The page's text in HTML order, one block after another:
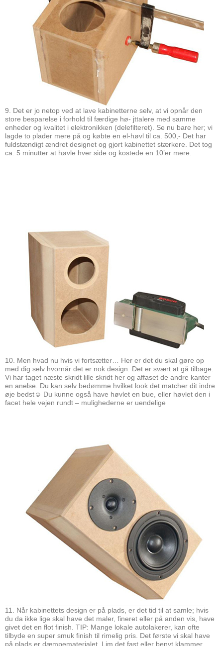
9. Det er jo netop ved at lave kabinetterne selv, at vi opnår den
store besparelse i forhold til færdige hø- jttalere med samme
enheder og kvalitet i elektronikken (delefilteret). Se nu bare her; vi
lagde to plader mere på og købte en el-høvl til ca. 500,- Det har
fuldstændigt ændret designet og gjort kabinettet stærkere. Det tog
ca. 5 minutter at høvle hver side og kostede en 10’er mere.
10. Men hvad nu hvis vi fortsætter… Her er det du skal gøre op
med dig selv hvornår det er nok design. Det er svært at gå tilbage.
Vi har taget næste skridt lille skridt her og affaset de andre kanter
en anelse. Du kan selv bedømme hvilket look det matcher dit indre
øje bedst☺ Du kunne også have høvlet en bue, eller høvlet den i
facet hele vejen rundt – mulighederne er uendelige
11. Når kabinettets design er på plads, er det tid til at samle; hvis
du da ikke lige skal have det maler, fineret eller på anden vis, have
givet det en flot finish. TIP: Mange lokale autolakerer, kan ofte
tilbyde en super smuk finish til rimelig pris. Det første vi skal have
på plads er dæmpematerialet. Lim det fast eller benyt klammer.